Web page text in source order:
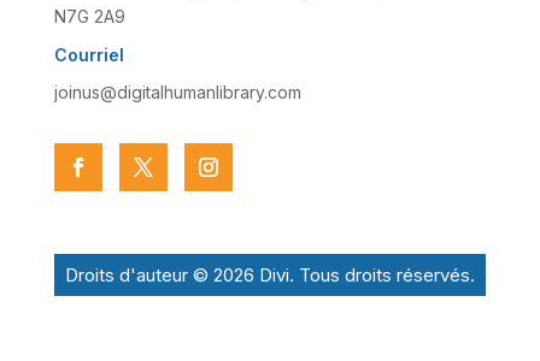
N7G 2A9
Courriel
joinus@digitalhumanlibrary.com
Droits d'auteur © 2026 Divi. Tous droits réservés.